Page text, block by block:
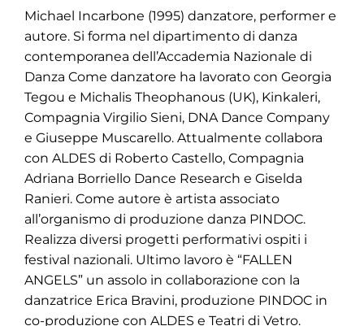
Michael Incarbone (1995) danzatore, performer e
autore. Si forma nel dipartimento di danza
contemporanea dell’Accademia Nazionale di
Danza Come danzatore ha lavorato con Georgia
Tegou e Michalis Theophanous (UK), Kinkaleri,
Compagnia Virgilio Sieni, DNA Dance Company
e Giuseppe Muscarello. Attualmente collabora
con ALDES di Roberto Castello, Compagnia
Adriana Borriello Dance Research e Giselda
Ranieri. Come autore è artista associato
all’organismo di produzione danza PINDOC.
Realizza diversi progetti performativi ospiti i
festival nazionali. Ultimo lavoro è “FALLEN
ANGELS” un assolo in collaborazione con la
danzatrice Erica Bravini, produzione PINDOC in
co-produzione con ALDES e Teatri di Vetro.